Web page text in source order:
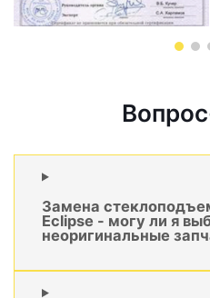
Замена
Eclipse - могу ли я
неоригинальные